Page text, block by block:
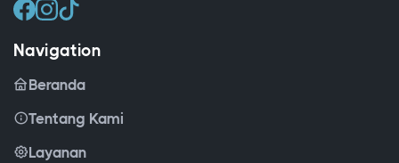
Navigation
Beranda
Tentang Kami
Layanan